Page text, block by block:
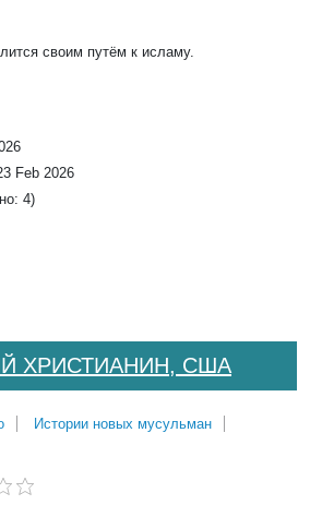
своим путём к исламу.
Feb 2026
4)
ХРИСТИАНИН, США
Истории новых мусульман